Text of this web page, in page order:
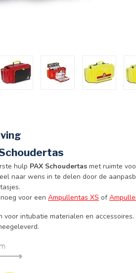
hulp PAX Schoudertas met ruimte
naar wens in te delen door de
voor een Ampullentas XS of
voor intubatie materialen en